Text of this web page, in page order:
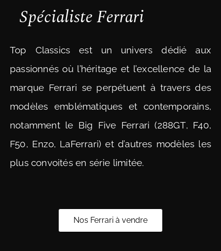
Spécialiste Ferrari
Top Classics est un univers dédié aux
passionnés où l’héritage et l’excellence de la
marque Ferrari se perpétuent à travers des
modèles emblématiques et contemporains,
notamment le Big Five Ferrari (288GT, F40,
F50, Enzo, LaFerrari) et d’autres modèles les
plus convoités en série limitée.
Nos Ferrari à vendre